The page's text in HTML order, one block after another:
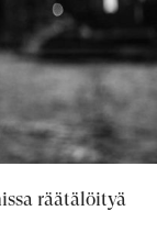
räätälöityä